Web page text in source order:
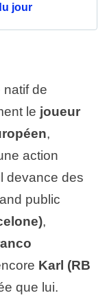
jour
de
le joueur
,
action
devance des
public
,
Karl (RB
que lui.